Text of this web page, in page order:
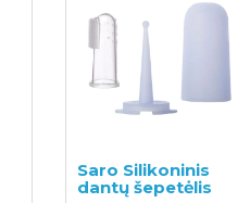
Saro Silikoninis
dantų šepetėlis